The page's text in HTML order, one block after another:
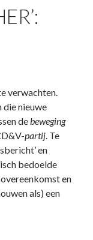
verwachten.
die nieuwe
debeweging
partij. Te
en
bedoelde
en
als) een